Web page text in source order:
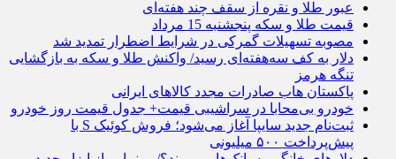
عبور طلا و نقره از سقف چند هفته‌ای
قیمت طلا و سکه پنجشنبه 15 مرداد
مصوبه تسهیلات گمرکی در شرایط اضطرار تمدید شد
دلار به کف سه‌هفته‌ای رسید/ واکنش طلا و سکه به بازگشایی
تنگه هرمز
پاکستان هاب صادرات مجدد کالاهای ایرانی
خودرو بی‌محابا در سراشیبی قیمت+ جدول قیمت روز خودرو
ثبت‌نام جدید سایپا آغاز می‌شود؛ فروش کوئیک S با
پیش‌پرداخت ۵۰۰ میلیونی